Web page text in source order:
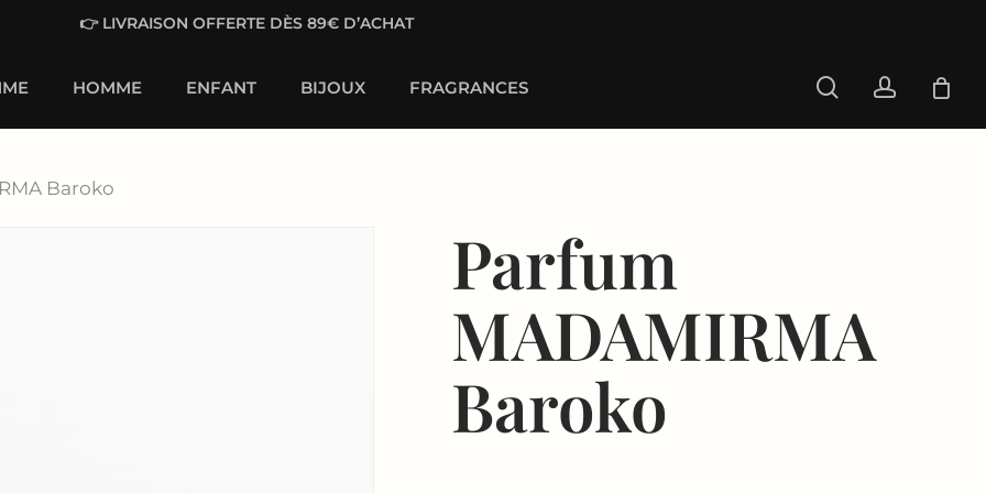
👉 LIVRAISON OFFERTE DÈS 89€ D’ACHAT
HOMME ENFANT BIJOUX FRAGRANCES searchaccount
Baroko
Parfum
MADAMIRMA
Baroko